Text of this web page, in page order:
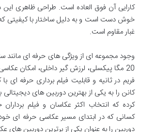
کارایی آن فوق العاده است. طراحی ظاهری این
خوش دست است و به دلیل ساختار با کیفیتی که
غبار مقاوم است.
وجود مجموعه ای از ویژگی های حرفه ای مانند
کانن را به یکی از بهترین دوربین های دیجیتالی
کرده که انتخاب اکثر عکاسان و فیلم
کسانی که در ابتدای مسیر عکاسی حرفه ای
دوربین را به عنوان یکی از برترین دوربین های